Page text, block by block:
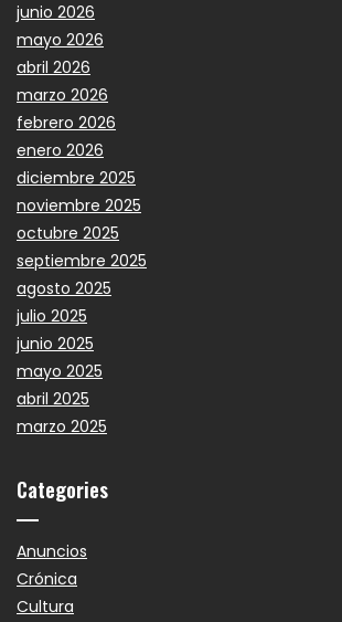
junio 2026
mayo 2026
abril 2026
marzo 2026
febrero 2026
enero 2026
diciembre 2025
noviembre 2025
octubre 2025
septiembre 2025
agosto 2025
julio 2025
junio 2025
mayo 2025
abril 2025
marzo 2025
Categories
Anuncios
Crónica
Cultura